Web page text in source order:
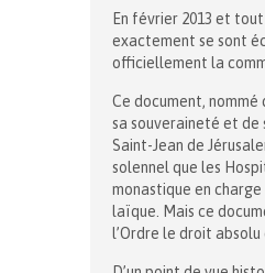
En février 2013 et
exactement se sont
officiellement la
Ce document,
sa souveraineté et de
Saint-Jean de
solennel que les
monastique en
laïque. Mais ce
l’Ordre le droit absolu